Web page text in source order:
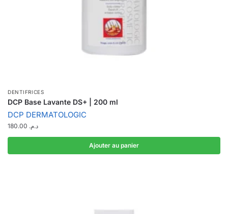
DENTIFRICES
DCP Base Lavante DS+ | 200 ml
DCP DERMATOLOGIC
د.م.
Ajouter au panier